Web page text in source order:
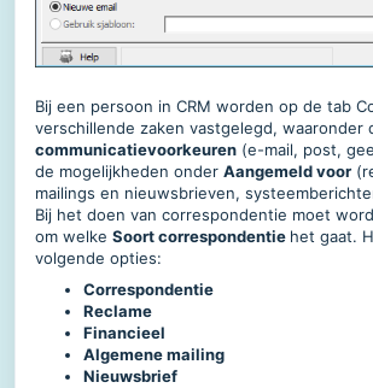
Bij een persoon in CRM worden op de tab
verschillende zaken vastgelegd, waaronder
communicatievoorkeuren (e-mail, post,
de mogelijkheden onder Aangemeld voor
mailings en nieuwsbrieven,
Bij het doen van correspondentie moet
om welke Soort correspondentie het gaat.
volgende opties:
Correspondentie
Reclame
Financieel
Algemene mailing
Nieuwsbrief